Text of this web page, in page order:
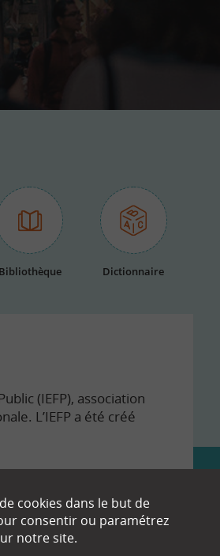
Bibliothèque Dictionnaire
(IEFP), association
L’IEFP a été créé
cookies dans le but de
consentir ou paramétrez
notre site.